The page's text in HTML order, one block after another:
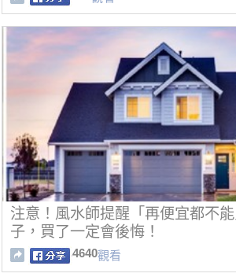
注意！風水師提醒「再便宜都不
子，買了一定會後悔！
4640觀看